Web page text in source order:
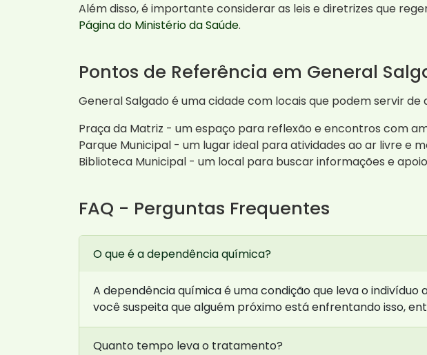
Além disso, é importante considerar as leis e diretrizes que
Página do Ministério da Saúde.
Pontos de Referência em General
General Salgado é uma cidade com locais que podem servir
Praça da Matriz - um espaço para reflexão e encontros com
Parque Municipal - um lugar ideal para atividades ao ar livre e
Biblioteca Municipal - um local para buscar informações e
FAQ - Perguntas Frequentes
O que é a dependência química?
A dependência química é uma condição que leva o indivíduo
você suspeita que alguém próximo está enfrentando isso,
Quanto tempo leva o tratamento?